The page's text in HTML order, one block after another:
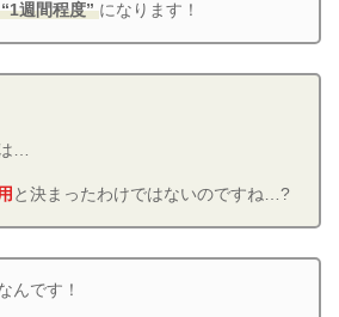
週間程度”になります！
…
と決まったわけではないのですね…?
んです！